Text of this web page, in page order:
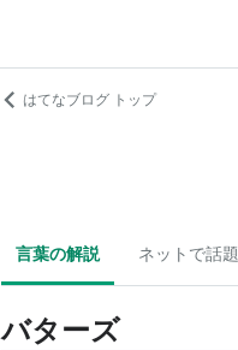
はてなブログ トップ
言葉の解説 ネットで話題
バターズ